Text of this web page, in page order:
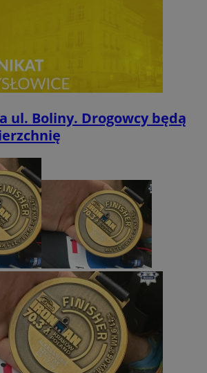
ul. Boliny. Drogowcy będą